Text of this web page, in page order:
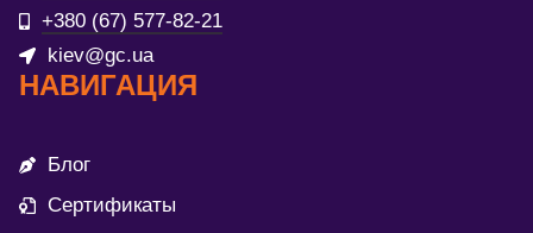
+380 (67) 577-82-21
kiev@gc.ua
НАВИГАЦИЯ
Блог
Сертификаты